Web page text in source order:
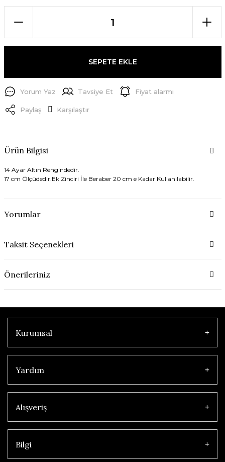
SEPETE EKLE
Yorum Yaz Tavsiye Et Fiyat alarmı
Paylaş Karşılaştır
Ürün Bilgisi
14 Ayar Altın Rengindedir.
17 cm Ölçüdedir.Ek Zinciri İle Beraber 20 cm e Kadar Kullanılabilir.
Yorumlar
Taksit Seçenekleri
Önerileriniz
Kurumsal
Yardım
Alışveriş
Bilgi